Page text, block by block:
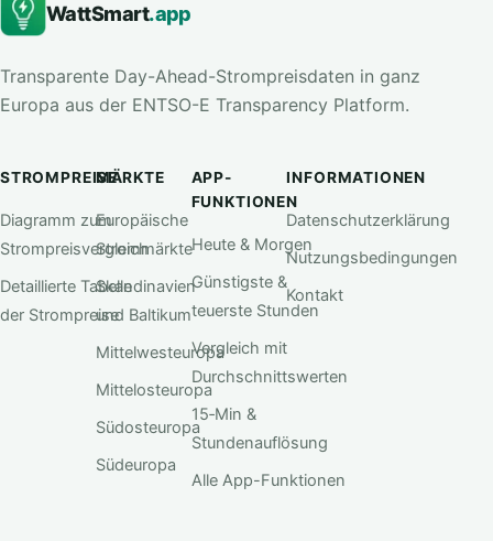
WattSmart.app
Transparente Day-Ahead-Strompreisdaten in ganz
Europa aus der ENTSO-E Transparency Platform.
STROMPREISE
Diagramm zum
Strompreisvergleich
Detaillierte Tabelle
der Strompreise
MÄRKTE
Europäische
Strommärkte
Skandinavien
und Baltikum
Mittelwesteuropa
Mittelosteuropa
Südosteuropa
Südeuropa
APP-
FUNKTIONEN
Heute & Morgen
Günstigste &
teuerste Stunden
Vergleich mit
Durchschnittswerten
15‑Min &
Stundenauflösung
Alle App-Funktionen
INFORMATIONEN
Datenschutzerklärung
Nutzungsbedingungen
Kontakt